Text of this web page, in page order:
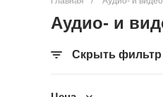
Аудио- и
Скрыть фильтр